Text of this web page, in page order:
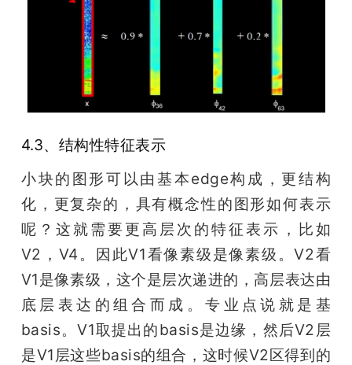
4.3、结构性特征表示
小块的图形可以由基本edge构成，更结构
化，更复杂的，具有概念性的图形如何表示
呢？这就需要更高层次的特征表示，比如
V2，V4。因此V1看像素级是像素级。V2看
V1是像素级，这个是层次递进的，高层表达由
底层表达的组合而成。专业点说就是基
basis。V1取提出的basis是边缘，然后V2层
是V1层这些basis的组合，这时候V2区得到的